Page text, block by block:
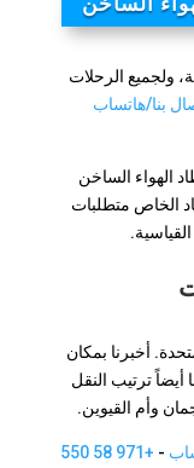
ولجميع الرحلات
بنا/هاتساب
الهواء الساخن
الخاص متطلبات
أخبرنا بمكان
أيضاً ترتيب النقل
وأم القيوين.
-
+971 58 550